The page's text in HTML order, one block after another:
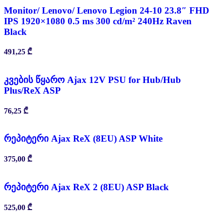
Monitor/ Lenovo/ Lenovo Legion 24-10 23.8″ FHD
IPS 1920×1080 0.5 ms 300 cd/m² 240Hz Raven
Black
491,25 ₾
კვების წყარო Ajax 12V PSU for Hub/Hub
Plus/ReX ASP
76,25 ₾
რეპიტერი Ajax ReX (8EU) ASP White
375,00 ₾
რეპიტერი Ajax ReX 2 (8EU) ASP Black
525,00 ₾